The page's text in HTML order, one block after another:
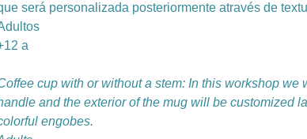
será personalizada posteriormente através de
a​
cup with or without a stem: In this workshop
and the exterior of the mug will be customized
engobes.